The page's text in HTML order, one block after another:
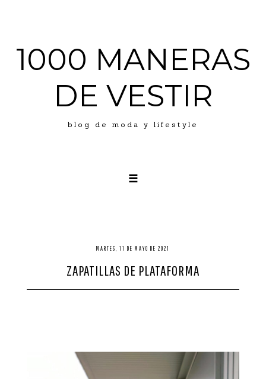
1000 MANERAS
DE VESTIR
blog de moda y lifestyle
☰
PRESS
CONTACTO
MARTES, 11 DE MAYO DE 2021
ZAPATILLAS DE PLATAFORMA